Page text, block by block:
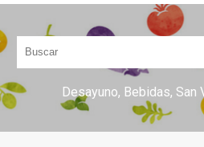
Desayuno Bebidas San